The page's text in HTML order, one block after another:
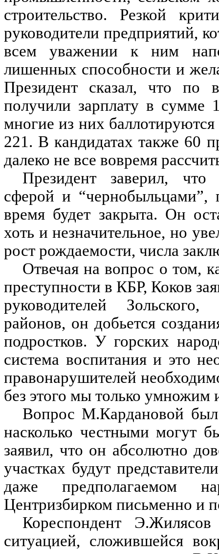
строительство. Резкой
руководители предприятий,
всем уважении к ним
лишенных способности и
Президент сказал, что по
получили зарплату в сумме
многие из них
221. В кандидатах также 60
далеко не все вовремя
Президент заверил,
сферой и
время будет закрыта. Он
хоть и незначительное, но
рост рождаемости, числа
Отвечая на вопрос о том,
преступности в КБР, Коков
руководителей
районов, он добьется
подростков. У горских
система воспитания и это
правонарушителей
без этого мы только умножим
Вопрос М.Кардановой
насколько честными могут
заявил, что он абсолютно
участках будут
даже предполагаемом
Центризбирком письменно и
Кореспондент Э.Жилясов
ситуацией, сложившейся